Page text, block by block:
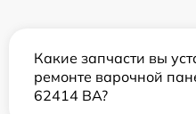
Какие запчасти вы
ремонте варочной
62414 BA?